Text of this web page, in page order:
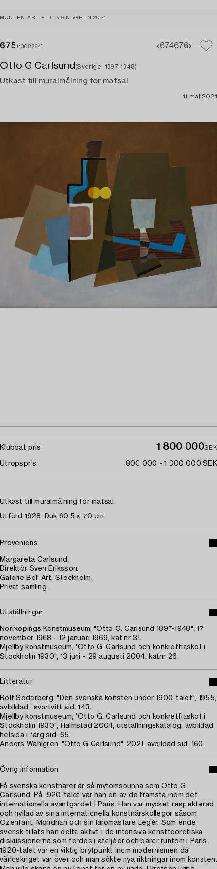
MODERN ART + DESIGN VÅREN 2021
675 (1308264) 674676
Otto G Carlsund (Sverige, 1897-1948)
Utkast till muralmålning för matsal
11 maj 2021
Klubbat pris 1 800 000SEK
Utropspris 800 000 - 1 000 000 SEK
Utkast till muralmålning för matsal
Utförd 1928. Duk 60,5 x 70 cm.
Proveniens
Margareta Carlsund.
Direktör Sven Eriksson.
Galerie Bel' Art, Stockholm.
Privat samling.
Utställningar
Norrköpings Konstmuseum, "Otto G. Carlsund 1897-1948", 17
november 1968 - 12 januari 1969, kat nr 31.
Mjellby konstmuseum, "Otto G. Carlsund och konkretfiaskot i
Stockholm 1930", 13 juni - 29 augusti 2004, katnr 26.
Litteratur
Rolf Söderberg, "Den svenska konsten under 1900-talet", 1955,
avbildad i svartvitt sid. 143.
Mjellby konstmuseum, "Otto G. Carlsund och konkretfiaskot i
Stockholm 1930", Halmstad 2004, utställningskatalog, avbildad
helsida i färg sid. 65.
Anders Wahlgren, "Otto G Carlsund", 2021, avbildad sid. 160.
Övrig information
Få svenska konstnärer är så mytomspunna som Otto G.
Carlsund. På 1920-talet var han en av de främsta inom det
internationella avantgardet i Paris. Han var mycket respekterad
och hyllad av sina internationella konstnärskollegor såsom
Ozenfant, Mondrian och sin läromästare Legér. Som ende
svensk tilläts han delta aktivt i de intensiva konstteoretiska
diskussionerna som fördes i ateljéer och barer runtom i Paris.
1920-talet var en viktig brytpunkt inom modernismen då
världskriget var över och man sökte nya riktningar inom konsten.